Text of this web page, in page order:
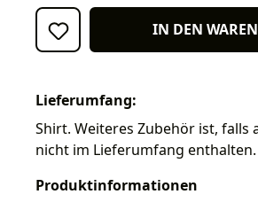
IN DEN
Lieferumfang:
Shirt. Weiteres Zubehör ist, falls
nicht im Lieferumfang enthalten.
Produktinformationen